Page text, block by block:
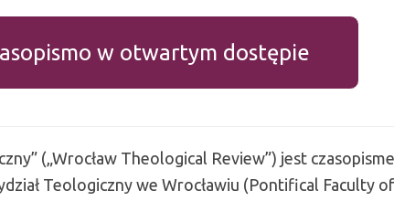
w otwartym dostępie
” („Wrocław Theological Review”) jest
Teologiczny we Wrocławiu (Pontifical Faculty of